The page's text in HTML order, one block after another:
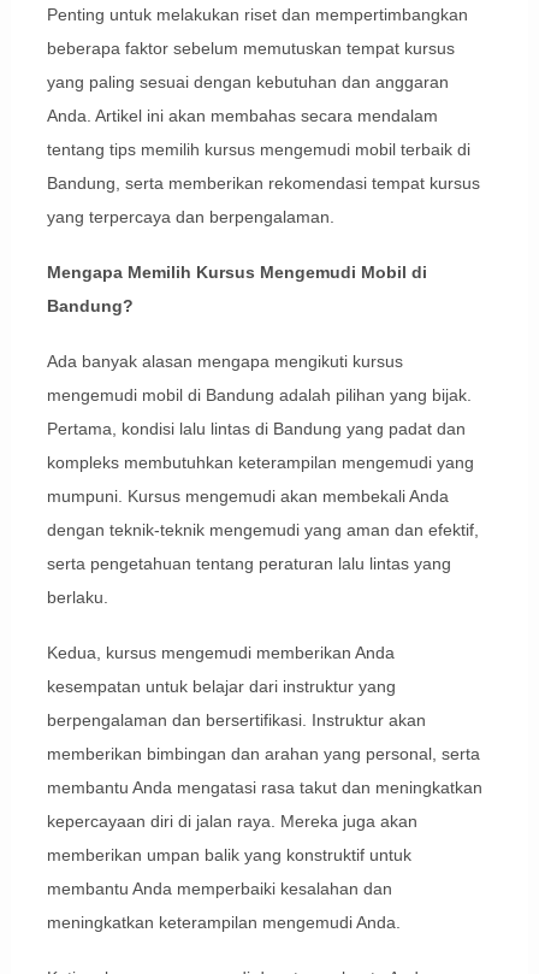
Penting untuk melakukan riset dan mempertimbangkan
beberapa faktor sebelum memutuskan tempat kursus
yang paling sesuai dengan kebutuhan dan anggaran
Anda. Artikel ini akan membahas secara mendalam
tentang tips memilih kursus mengemudi mobil terbaik di
Bandung, serta memberikan rekomendasi tempat kursus
yang terpercaya dan berpengalaman.
Mengapa Memilih Kursus Mengemudi Mobil di
Bandung?
Ada banyak alasan mengapa mengikuti kursus
mengemudi mobil di Bandung adalah pilihan yang bijak.
Pertama, kondisi lalu lintas di Bandung yang padat dan
kompleks membutuhkan keterampilan mengemudi yang
mumpuni. Kursus mengemudi akan membekali Anda
dengan teknik-teknik mengemudi yang aman dan efektif,
serta pengetahuan tentang peraturan lalu lintas yang
berlaku.
Kedua, kursus mengemudi memberikan Anda
kesempatan untuk belajar dari instruktur yang
berpengalaman dan bersertifikasi. Instruktur akan
memberikan bimbingan dan arahan yang personal, serta
membantu Anda mengatasi rasa takut dan meningkatkan
kepercayaan diri di jalan raya. Mereka juga akan
memberikan umpan balik yang konstruktif untuk
membantu Anda memperbaiki kesalahan dan
meningkatkan keterampilan mengemudi Anda.